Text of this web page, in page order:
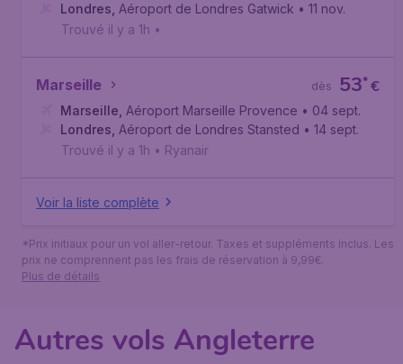
Londres Aéroport de Londres Gatwick • 11 nov.
Trouvé il y a 1h •
Marseille €
53*
dès
Marseille Aéroport Marseille Provence • 04 sept.
Londres Aéroport de Londres Stansted • 14 sept.
Trouvé il y a 1h • Ryanair
Voir la liste complète
*Prix initiaux pour un vol aller-retour. Taxes et suppléments inclus. Les
prix ne comprennent pas les frais de réservation à 9,99€.
Plus de détails
Autres vols Angleterre